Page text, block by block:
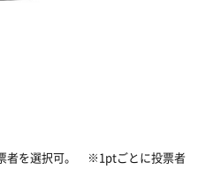
者を選択可。 ※1ptごとに投票者